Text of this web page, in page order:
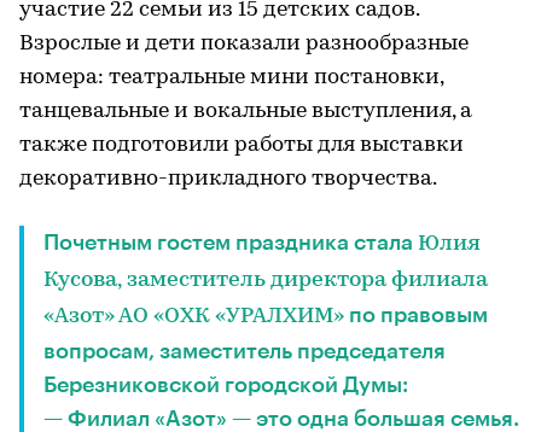
участие 22 семьи из 15 детских садов.
Взрослые и дети показали разнообразные
номера: театральные мини постановки,
танцевальные и вокальные выступления, а
также подготовили работы для выставки
декоративно-прикладного творчества.
Почетным гостем праздника стала Юлия
Кусова, заместитель директора филиала
«Азот» АО «ОХК «УРАЛХИМ» по правовым
вопросам, заместитель председателя
Березниковской городской Думы:
— Филиал «Азот» — это одна большая семья.